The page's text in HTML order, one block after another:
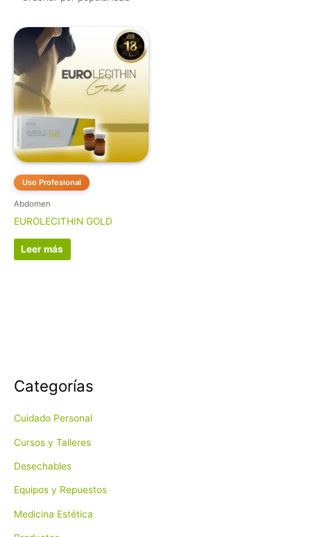
Uso Profesional
Abdomen
EUROLECITHIN GOLD
Leer más
Categorías
Cuidado Personal
Cursos y Talleres
Desechables
Equipos y Repuestos
Medicina Estética